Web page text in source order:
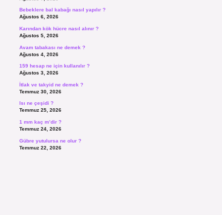
Bebeklere bal kabağı nasıl yapılır ?
Ağustos 6, 2026
Karından kök hücre nasıl alınır ?
Ağustos 5, 2026
Avam tabakası ne demek ?
Ağustos 4, 2026
159 hesap ne için kullanılır ?
Ağustos 3, 2026
İtlak ve takyid ne demek ?
Temmuz 30, 2026
Isı ne çeşidi ?
Temmuz 25, 2026
1 mm kaç m’dir ?
Temmuz 24, 2026
Gübre yutulursa ne olur ?
Temmuz 22, 2026